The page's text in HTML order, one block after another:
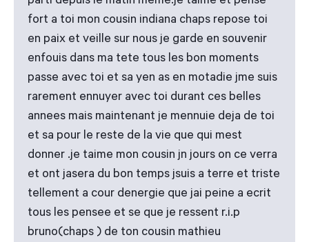
fort a toi mon cousin indiana chaps repose toi
en paix et veille sur nous je garde en souvenir
enfouis dans ma tete tous les bon moments
passe avec toi et sa yen as en motadie jme suis
rarement ennuyer avec toi durant ces belles
annees mais maintenant je mennuie deja de toi
et sa pour le reste de la vie que qui mest
donner .je taime mon cousin jn jours on ce verra
et ont jasera du bon temps jsuis a terre et triste
tellement a cour denergie que jai peine a ecrit
tous les pensee et se que je ressent r.i.p
bruno(chaps ) de ton cousin mathieu